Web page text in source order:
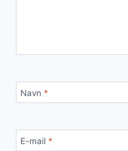
Navn *
E-mail *